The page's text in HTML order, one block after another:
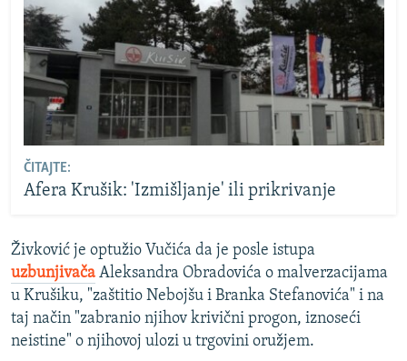
ČITAJTE:
Afera Krušik: 'Izmišljanje' ili prikrivanje
Živković je optužio Vučića da je posle istupa
uzbunjivača Aleksandra Obradovića o malverzacijama
u Krušiku, "zaštitio Nebojšu i Branka Stefanovića" i na
taj način "zabranio njihov krivični progon, iznoseći
neistine" o njihovoj ulozi u trgovini oružjem.